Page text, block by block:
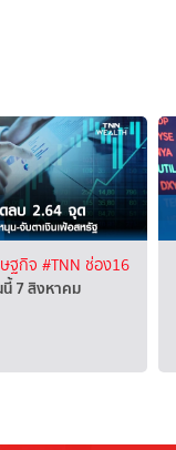
ฐกิจ #TNN ช่อง16
นี้ 7 สิงหาคม